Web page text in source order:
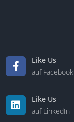
Like Us
auf Facebook
Like Us
auf LinkedIn